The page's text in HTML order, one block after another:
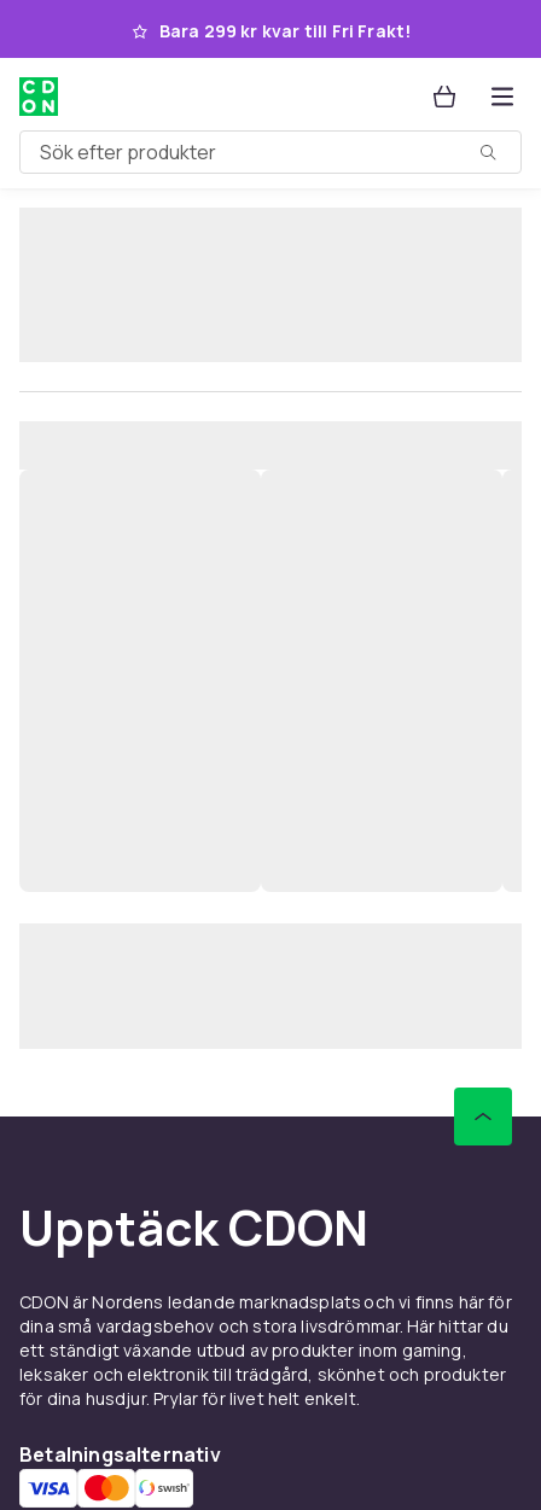
Hoppa till huvudinnehållet
Bara 299 kr kvar till Fri Frakt!
Sök efter produkter
Upptäck CDON
CDON är Nordens ledande marknadsplats och vi finns här för
dina små vardagsbehov och stora livsdrömmar. Här hittar du
ett ständigt växande utbud av produkter inom gaming,
leksaker och elektronik till trädgård, skönhet och produkter
för dina husdjur. Prylar för livet helt enkelt.
Betalningsalternativ